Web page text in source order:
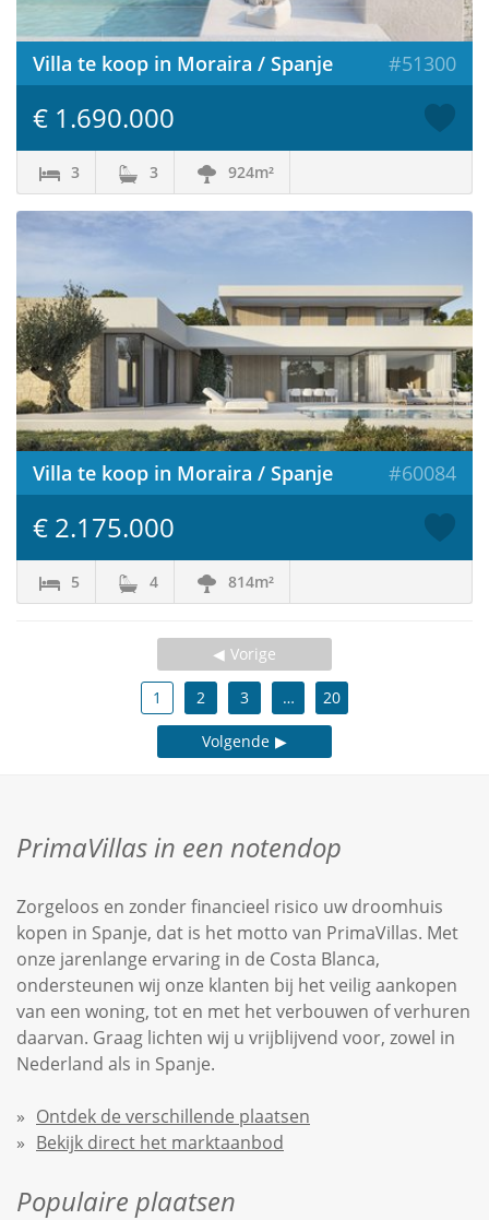
Villa te koop in Moraira / Spanje #51300
€ 1.690.000
3 3 924m²
Villa te koop in Moraira / Spanje #60084
€ 2.175.000
5 4 814m²
Vorige
1 2 3 … 20
Volgende
PrimaVillas in een notendop
Zorgeloos en zonder financieel risico uw droomhuis
kopen in Spanje, dat is het motto van PrimaVillas. Met
onze jarenlange ervaring in de Costa Blanca,
ondersteunen wij onze klanten bij het veilig aankopen
van een woning, tot en met het verbouwen of verhuren
daarvan. Graag lichten wij u vrijblijvend voor, zowel in
Nederland als in Spanje.
Ontdek de verschillende plaatsen
Bekijk direct het marktaanbod
Populaire plaatsen